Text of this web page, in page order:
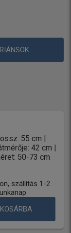
55 cm |
42 cm |
50-73 cm
szállítás 1-2
KOSÁRBA